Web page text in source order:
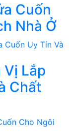
Cuốn
Nhà Ở
Lắp
Chất